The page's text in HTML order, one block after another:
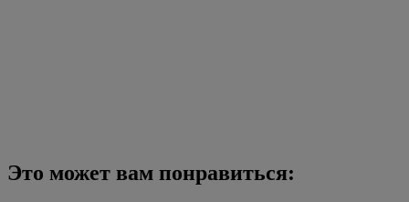
Это может вам понравиться: